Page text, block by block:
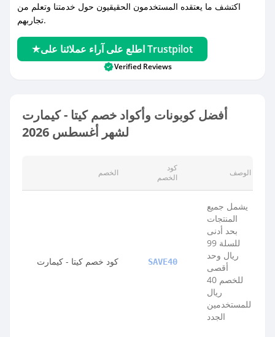
اكتشف ما يعتقده المستخدمون الحقيقيون حول خدمتنا وتعلم من
تجاربهم.
اطلع على آراء عملائنا على Trustpilot
Verified Reviews
أفضل كوبونات وأكواد خصم كيتا - كيمارت
لشهر أغسطس 2026
الخصم
كود
الخصم
الوصف
كود خصم كيتا - كيمارت SAVE40
يشمل جميع
المنتجات
بحد أدنى
للسلة 99
ريال وحد
أقصى
للخصم 40
ريال
للمستخدمين
الجدد